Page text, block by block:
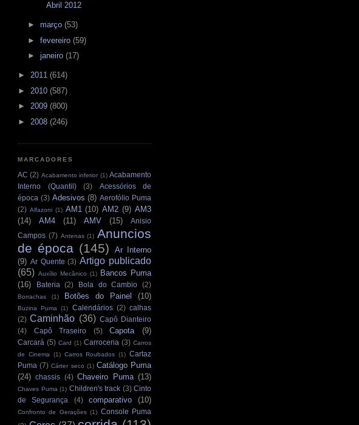
Abril 2012
► março (53)
► fevereiro (59)
► janeiro (17)
► 2011 (614)
► 2010 (587)
► 2009 (800)
► 2008 (246)
MARCADORES
AC (2) Acabamento inferior (1) Acabamento
Interno (Quantil)
(3)
Acessórios de
época (3) Adesivos (8) Aerofólio Puma
(2) Alfazoni (1) AM1 (10) AM2 (9) AM3
(14)
AM4 (11) AMV (15)
Anisio
Campos (7) Antenas (1) Anuncios
de época (145)
Ar Interno
(9) Ar Quente (3) Artigo publicado
(65) Auxílio Mecânico (1)
Bancos Puma
(16)
Bateria (2) Bola do Cambio (2)
Borrachas (1) Botões do Painel (10)
Buzina Puma (1) Calendários (2) calhas
(2) Caminhão (36) Capô Dianteiro
(4)
Capô Traseiro (5) Capota (9)
Carcará (5) Card (1) Carroceria (3) Carros
de Cinema
(1) Carros Roubados (1) Cartaz
Puma (7) Cárter seco (1) Catálogo Puma
(24) chassis (4) Chaveiro Puma (13)
Chaves Puma (1) Children's track (3) Cinto
de Segurança
(4) comparativo (10)
Confronto de Gerações (1) Console Puma